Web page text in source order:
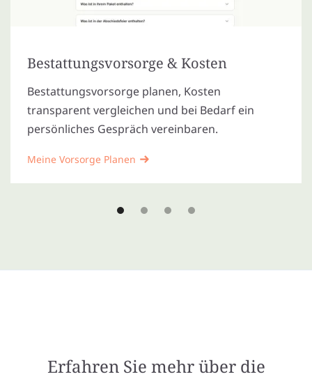
Bestattungsvorsorge & Kosten
Bestattungsvorsorge planen, Kosten
transparent vergleichen und bei Bedarf ein
persönliches Gespräch vereinbaren.
Meine Vorsorge Planen
Erfahren Sie mehr über die